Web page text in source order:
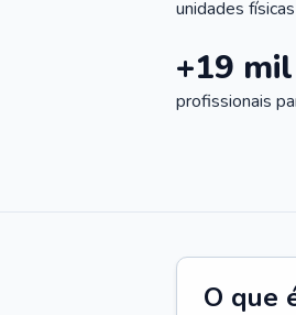
unidades físicas
+19 mil
profissionais
O que